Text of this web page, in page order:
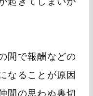
間で報酬などの
なることが原因
間の思わぬ裏切